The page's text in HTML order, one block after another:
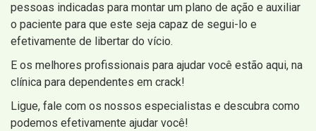
pessoas indicadas para montar um plano de ação e auxiliar
o paciente para que este seja capaz de segui-lo e
efetivamente de libertar do vício.
E os melhores profissionais para ajudar você estão aqui, na
clínica para dependentes em crack!
Ligue, fale com os nossos especialistas e descubra como
podemos efetivamente ajudar você!